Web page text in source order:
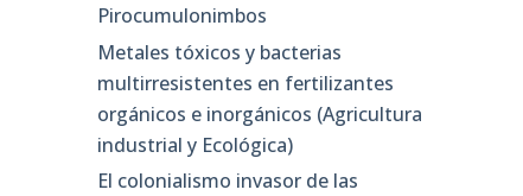
Pirocumulonimbos
Metales tóxicos y bacterias
multirresistentes en fertilizantes
orgánicos e inorgánicos (Agricultura
industrial y Ecológica)
El colonialismo invasor de las